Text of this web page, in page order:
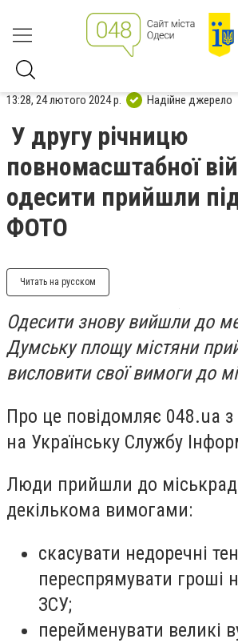
13:28, 24 лютого 2024 р. Надійне джерело
У другу річницю
повномасштабної
одесити прийшли
ФОТО
Читать на русском
Одесити знову вийшли до
Думську площу містяни
висловити свої вимоги до
Про це повідомляє 048.ua
на Українську Службу
Люди прийшли до
декількома вимогами:
скасувати недоречні
переспрямувати гроші
ЗСУ;
перейменувати великі